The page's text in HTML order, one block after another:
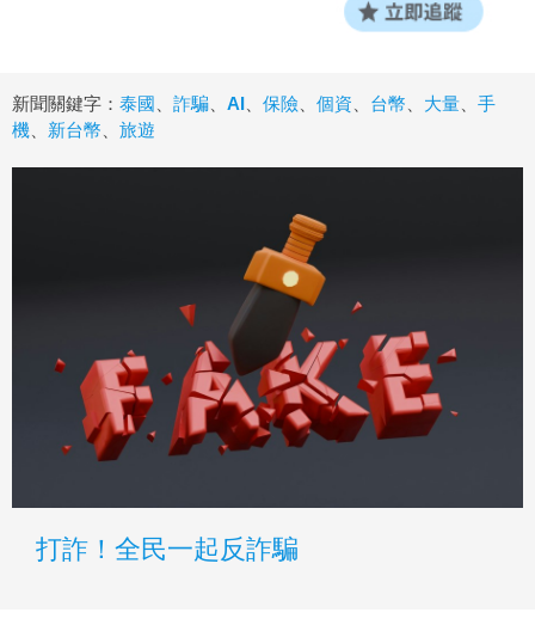
新聞關鍵字： 泰國 詐騙 AI 保險 個資 台幣 大量
手
機
新台幣 旅遊
打詐！全民一起反詐騙